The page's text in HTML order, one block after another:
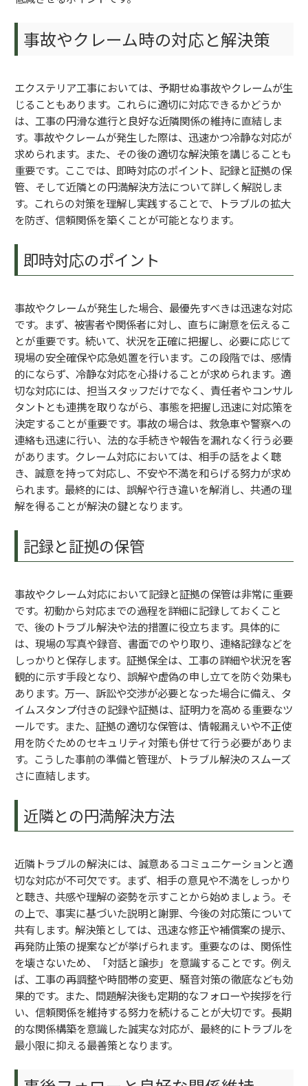
事故やクレーム時の対応と解決策
エクステリア工事においては、予期せぬ事故やクレームが生
じることもあります。これらに適切に対応できるかどうか
は、工事の円滑な進行と良好な近隣関係の維持に直結しま
す。事故やクレームが発生した際は、迅速かつ冷静な対応が
求められます。また、その後の適切な解決策を講じることも
重要です。ここでは、即時対応のポイント、記録と証拠の保
管、そして近隣との円満解決方法について詳しく解説しま
す。これらの対策を理解し実践することで、トラブルの拡大
を防ぎ、信頼関係を築くことが可能となります。
即時対応のポイント
事故やクレームが発生した場合、最優先すべきは迅速な対応
です。まず、被害者や関係者に対し、直ちに謝意を伝えるこ
とが重要です。続いて、状況を正確に把握し、必要に応じて
現場の安全確保や応急処置を行います。この段階では、感情
的にならず、冷静な対応を心掛けることが求められます。適
切な対応には、担当スタッフだけでなく、責任者やコンサル
タントとも連携を取りながら、事態を把握し迅速に対応策を
決定することが重要です。事故の場合は、救急車や警察への
連絡も迅速に行い、法的な手続きや報告を漏れなく行う必要
があります。クレーム対応においては、相手の話をよく聴
き、誠意を持って対応し、不安や不満を和らげる努力が求め
られます。最終的には、誤解や行き違いを解消し、共通の理
解を得ることが解決の鍵となります。
記録と証拠の保管
事故やクレーム対応において記録と証拠の保管は非常に重要
です。初動から対応までの過程を詳細に記録しておくこと
で、後のトラブル解決や法的措置に役立ちます。具体的に
は、現場の写真や録音、書面でのやり取り、連絡記録などを
しっかりと保存します。証拠保全は、工事の詳細や状況を客
観的に示す手段となり、誤解や虚偽の申し立てを防ぐ効果も
あります。万一、訴訟や交渉が必要となった場合に備え、タ
イムスタンプ付きの記録や証拠は、証明力を高める重要なツ
ールです。また、証拠の適切な保管は、情報漏えいや不正使
用を防ぐためのセキュリティ対策も併せて行う必要がありま
す。こうした事前の準備と管理が、トラブル解決のスムーズ
さに直結します。
近隣との円満解決方法
近隣トラブルの解決には、誠意あるコミュニケーションと適
切な対応が不可欠です。まず、相手の意見や不満をしっかり
と聴き、共感や理解の姿勢を示すことから始めましょう。そ
の上で、事実に基づいた説明と謝罪、今後の対応策について
共有します。解決策としては、迅速な修正や補償案の提示、
再発防止策の提案などが挙げられます。重要なのは、関係性
を壊さないため、「対話と譲歩」を意識することです。例え
ば、工事の再調整や時間帯の変更、騒音対策の徹底なども効
果的です。また、問題解決後も定期的なフォローや挨拶を行
い、信頼関係を維持する努力を続けることが大切です。長期
的な関係構築を意識した誠実な対応が、最終的にトラブルを
最小限に抑える最善策となります。